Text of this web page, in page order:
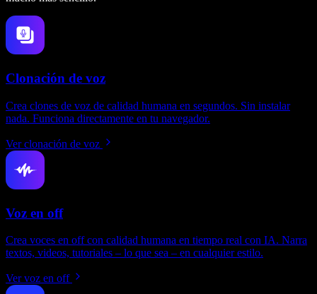
Clonación de voz
Crea clones de voz de calidad humana en segundos. Sin instalar
nada. Funciona directamente en tu navegador.
Ver clonación de voz
Voz en off
Crea voces en off con calidad humana en tiempo real con IA. Narra
textos, videos, tutoriales – lo que sea – en cualquier estilo.
Ver voz en off